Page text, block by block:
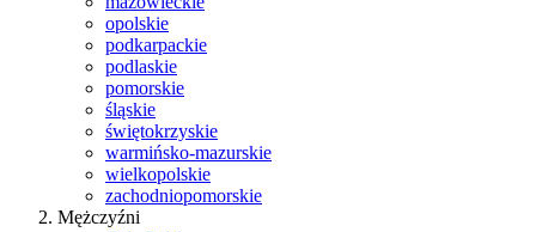
opolskie
podkarpackie
podlaskie
pomorskie
śląskie
świętokrzyskie
warmińsko-mazurskie
wielkopolskie
zachodniopomorskie
Mężczyźni